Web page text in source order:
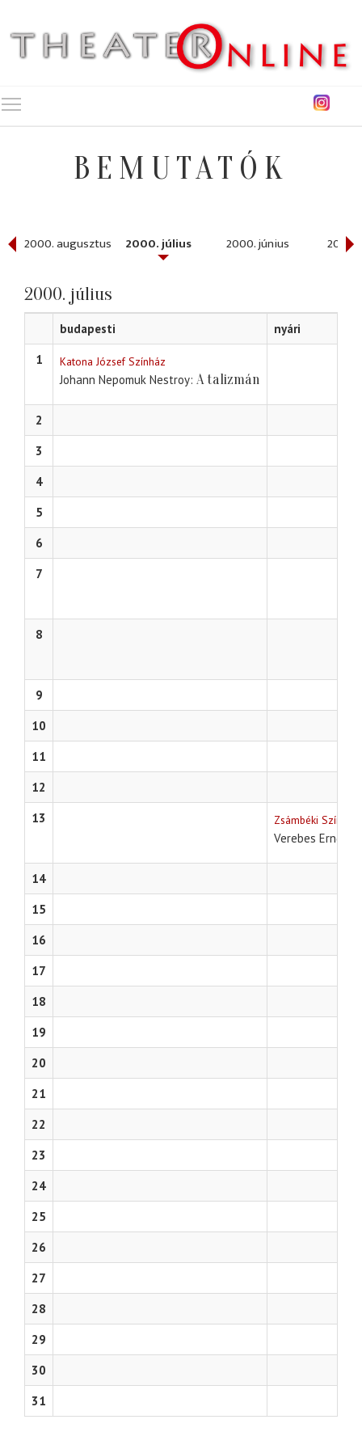
BEMUTATÓK
2000. augusztus 2000. július 2000. június 2000.
2000. július
budapesti
nyári
1
Katona József Színház
Johann Nepomuk Nestroy A talizmán
2
3
4
5
6
7
8
9
10
11
12
13
Zsámbéki
Verebes Ernő
14
15
16
17
18
19
20
21
22
23
24
25
26
27
28
29
30
31